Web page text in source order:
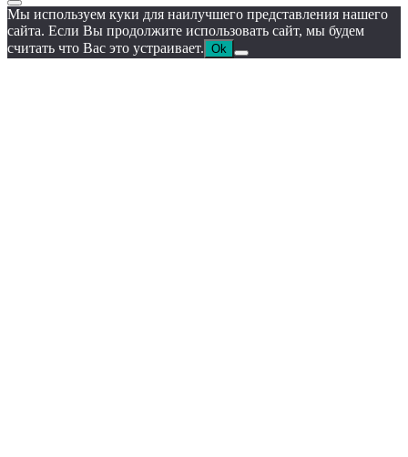
Мы используем куки для наилучшего представления нашего
сайта. Если Вы продолжите использовать сайт, мы будем
считать что Вас это устраивает. Ok